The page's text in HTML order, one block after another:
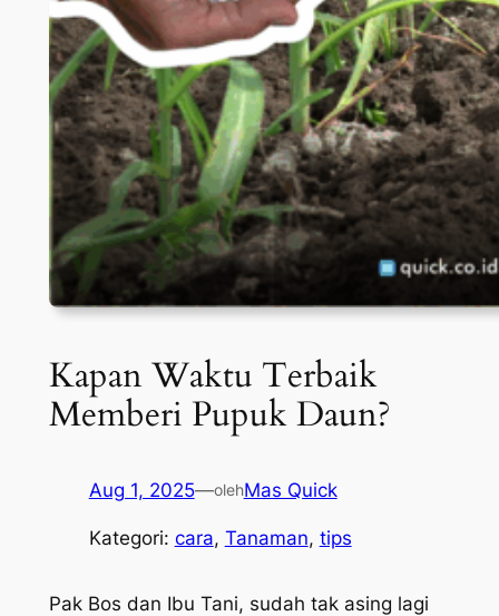
Kapan Waktu Terbaik
Memberi Pupuk Daun?
Aug 1, 2025—olehMas Quick
Kategori: cara, Tanaman, tips
Pak Bos dan Ibu Tani, sudah tak asing lagi